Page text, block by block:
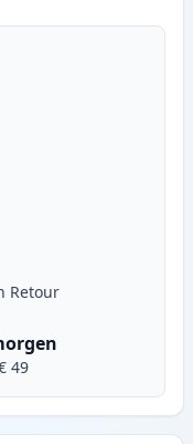
TN230 toner (Ink
Retour
49